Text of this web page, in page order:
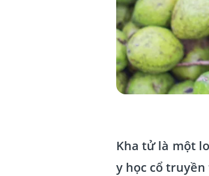
Kha tử là một
y học cổ